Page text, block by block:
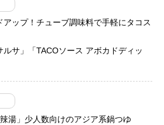
ップ！チューブ調味料で手軽にタコス
ルサ」「TACOソース アボカドディッ
湯」少人数向けのアジア系鍋つゆ